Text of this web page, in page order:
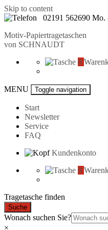
Skip to content
02191 562690 Mo.
Motiv-Papiertragetaschen
von SCHNAUDT
0
MENU Toggle navigation
Start
Newsletter
Service
FAQ
Kundenkonto
0
Tragetasche finden
Suche
Wonach suchen Sie?
×